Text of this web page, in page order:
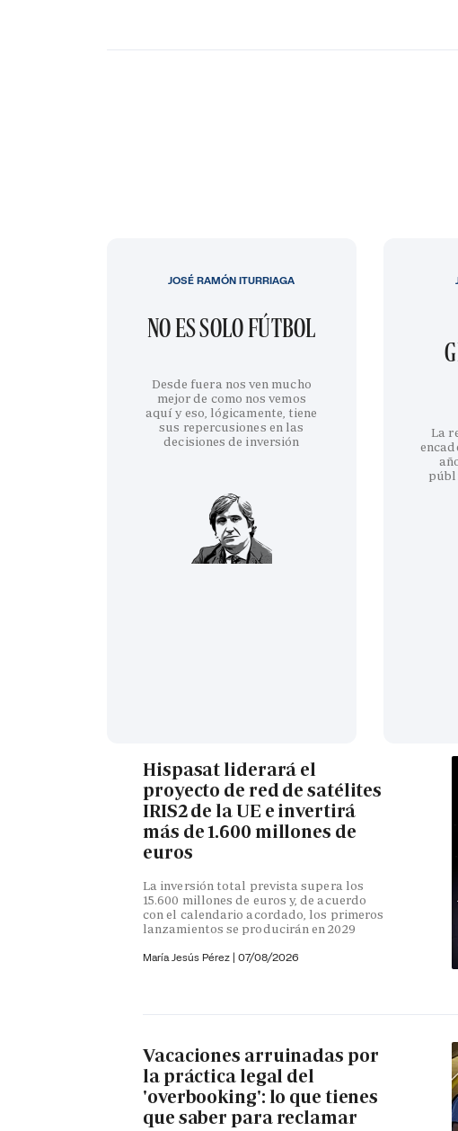
NO ES SOLO FÚTBOL
Desde fuera nos ven mucho
mejor de como nos vemos
aquí y eso, lógicamente, tiene
sus repercusiones en las
decisiones de inversión
JOSÉ RAMÓN ITURRIAGA
La
Hispasat liderará el
proyecto de red de satélites
IRIS2 de la UE e invertirá
más de 1.600 millones de
euros
La inversión total prevista supera los
15.600 millones de euros y, de acuerdo
con el calendario acordado, los primeros
lanzamientos se producirán en 2029
María Jesús Pérez | 07/08/2026
Vacaciones arruinadas por
la práctica legal del
'overbooking': lo que tienes
que saber para reclamar